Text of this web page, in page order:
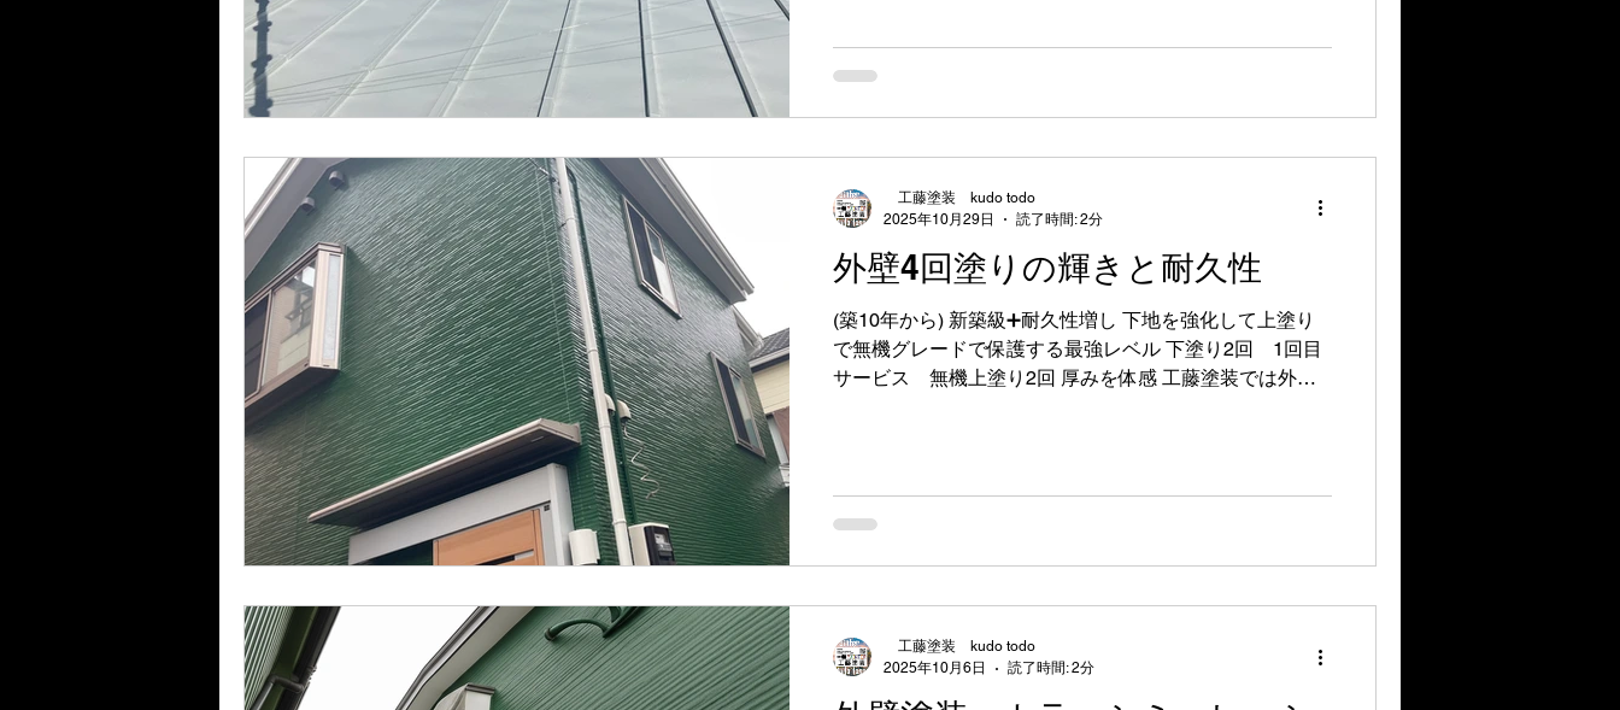
AAAABCqd7BWC4eQ2UaGnk0mt7fnW9MI8r ①下塗り②
中塗り③上塗り 下塗り 中塗り 上塗り (築10年から) 新築
ける 塗膜が劣化すると防水機能が低下 放置するとサビ→
穴あき→雨漏りへ進行 塗装の目的は“美観”ではなく“防水
と防錆” 下地処理（ケレン） 防錆プライマーで腐食を抑制
上塗りで紫外線カット・耐久性向上 塗り替え目安は約10
年前後 色あせ チョーキング（触ると白い粉） サビ浮き
これが出たら早めの対策がコスト削
外壁4回塗りの輝きと耐久性
(築10年から) 新築級➕耐久性増し 下地を強化して上塗り
で無機グレードで保護する最強レベル 下塗り2回 1回目
サービス 無機上塗り2回 厚みを体感 工藤塗装では外壁4
せた外壁に、長持ちする鎧を新築の感動をあなたに。 • 一
目惚れする我が家へ。暮らしに彩りを添える外壁塗装。 •
込む。 お問い合わせ大歓迎🌏 ありがとうございました🙇
①下塗り２回から (パーフェクトシーラー／プレミアムサ
ーフエポ) ②中塗り③上塗り ①下塗り2回 (1回目サービス)
(プレミアムサーフエポ) から②中塗り③上塗り 強く美し
工藤塗装 kudo todo
2025年10月29日
読了時間: 2分
工藤塗装 kudo todo
2025年10月6日
読了時間: 2分